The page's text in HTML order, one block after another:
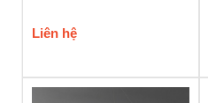
Liên hệ